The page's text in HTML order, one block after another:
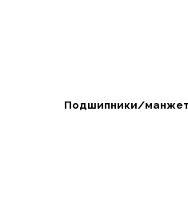
Подшипники/